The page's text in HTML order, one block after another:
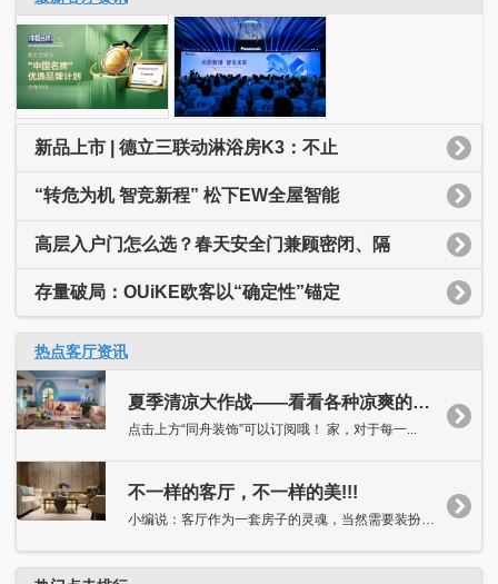
8月最新红木整装品牌榜，揭秘十大口碑之选！
揭秘2025红木家具十大品牌排行榜，选对心仪之选！
红木整装品牌榜出炉，揭秘十大值得信赖品牌！
红木整装品牌，哪家口碑好？这份榜单揭晓答案！
揭秘红木整装性价比之王：口碑爆棚品牌榜单指南
哪家红木整装品牌口碑佳？行业协会联手发布榜单揭秘！
红木整装品牌大揭秘：谁家上榜？揭秘行业领跑者！
红木整装品牌哪家火？揭秘十大热门品牌榜单！
红木整装品牌哪家口碑好？行业评测榜单揭秘！
红木家具怎么选？揭秘十大品牌榜单，谁才是你的心仪之选？
网址:2025红木整装品牌推荐：揭秘十大口碑之选
http://www.ketingzhuangxiu.com/news-view-id-159559.html
所属分类：行业动态
最新客厅资讯
新品上市 | 德立三联动淋浴房K3：不止
“转危为机 智竞新程” 松下EW全屋智能